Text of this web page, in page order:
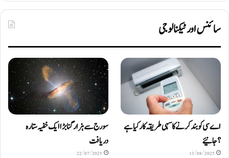
سائنس اور ٹیکنالوجی
اے سی کو بند کرنے کا سہی طریقہ کار کیا ہے
؟ جانیئے
13/08/2025
سورج سے ہزار گنا بڑا ایک خفیہ ستارہ
دریافت
22/07/2025